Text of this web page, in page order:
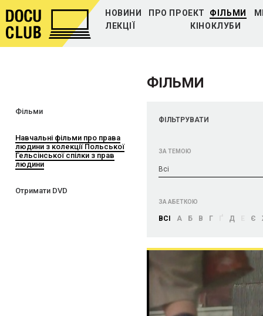
НОВИНИ ПРО ПРОЕКТ ФІЛЬМИ
ЛЕКЦІЇ
КІНОКЛУБИ
Фільми
Навчальні фільми про права
людини з колекції Польської
Гельсінської спілки з прав
людини
Отримати DVD
ФІЛЬМИ
ФІЛЬТРУВАТИ
ЗА ТЕМОЮ
Bci
ЗА АБЕТКОЮ
BCI А Б В Г Д Є